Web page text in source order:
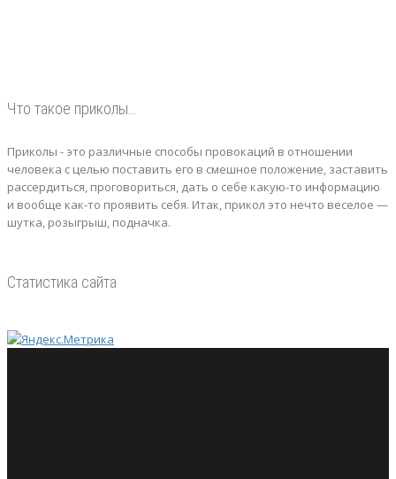
Что такое приколы…
Приколы - это различные способы провокаций в отношении
человека с целью поставить его в смешное положение, заставить
рассердиться, проговориться, дать о себе какую-то информацию
и вообще как-то проявить себя. Итак, прикол это нечто веселое —
шутка, розыгрыш, подначка.
Статистика сайта